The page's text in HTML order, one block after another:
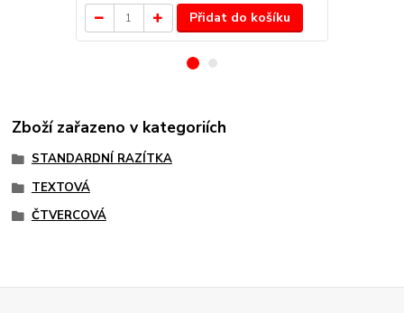
Přidat do košíku
Zboží zařazeno v kategoriích
STANDARDNÍ RAZÍTKA
TEXTOVÁ
ČTVERCOVÁ